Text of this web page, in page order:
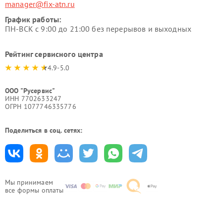
Мы принимаем
все формы оплаты
manager@fix-atn.ru
График работы:
ПН-ВСК с 9:00 до 21:00 без перерывов и выходных
Рейтинг сервисного центра
4.9-5.0
ООО "Русервис"
ИНН 7702633247
ОГРН 1077746335776
Поделиться в соц. сетях: